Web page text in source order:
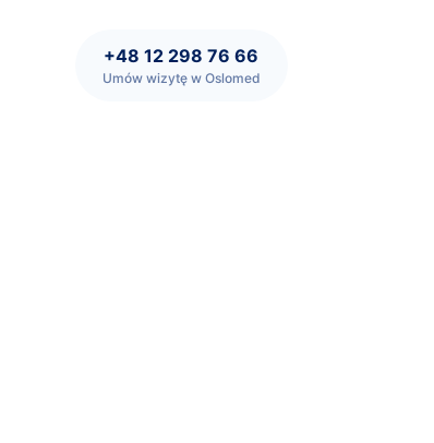
+48 12 298 76 66
Umów wizytę w Oslomed